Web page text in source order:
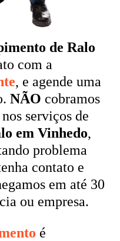
de Ralo
com a
, e agende uma
NÃO cobramos
serviços de
em Vinhedo,
problema
contato e
em até 30
ou empresa.
é